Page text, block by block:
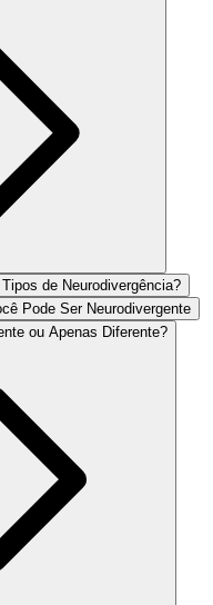
de Neurodivergência?
Pode Ser Neurodivergente
ou Apenas Diferente?